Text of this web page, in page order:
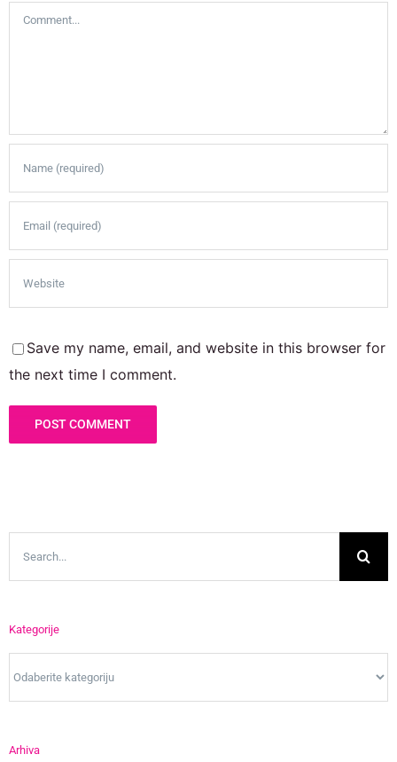
Comment
Save my name, email, and website in this browser for
the next time I comment.
Kategorije
Arhiva